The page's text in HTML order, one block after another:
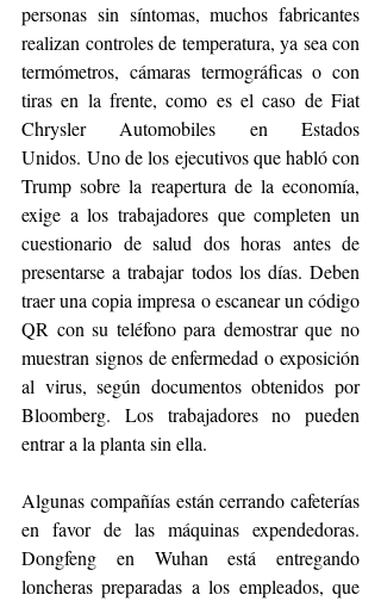
personas sin síntomas, muchos fabricantes
realizan controles de temperatura, ya sea con
termómetros, cámaras termográficas o con
tiras en la frente, como es el caso de Fiat
Chrysler Automobiles en Estados
Unidos. Uno de los ejecutivos que habló con
Trump sobre la reapertura de la economía,
exige a los trabajadores que completen un
cuestionario de salud dos horas antes de
presentarse a trabajar todos los días. Deben
traer una copia impresa o escanear un código
QR con su teléfono para demostrar que no
muestran signos de enfermedad o exposición
al virus, según documentos obtenidos por
Bloomberg. Los trabajadores no pueden
entrar a la planta sin ella.
Algunas compañías están cerrando cafeterías
en favor de las máquinas expendedoras.
Dongfeng en Wuhan está entregando
loncheras preparadas a los empleados, que